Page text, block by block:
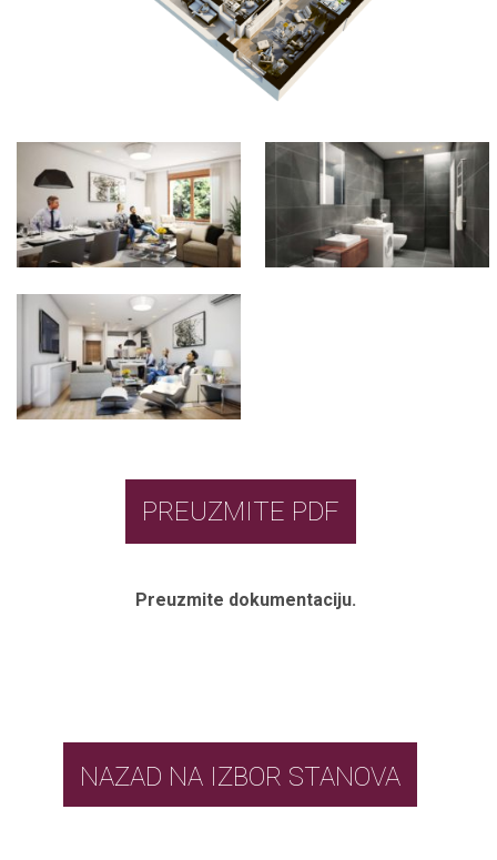
PREUZMITE PDF
Preuzmite dokumentaciju.
NAZAD NA IZBOR STANOVA